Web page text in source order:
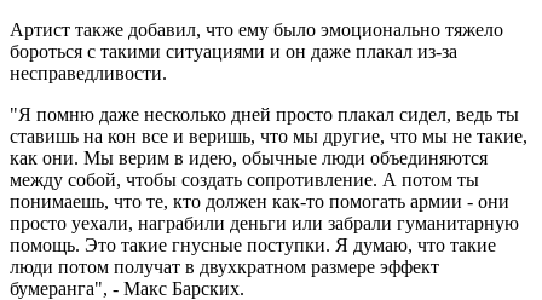
Артист также добавил, что ему было эмоционально тяжело
бороться с такими ситуациями и он даже плакал из-за
несправедливости.
"Я помню даже несколько дней просто плакал сидел, ведь ты
ставишь на кон все и веришь, что мы другие, что мы не такие,
как они. Мы верим в идею, обычные люди объединяются
между собой, чтобы создать сопротивление. А потом ты
понимаешь, что те, кто должен как-то помогать армии - они
просто уехали, награбили деньги или забрали гуманитарную
помощь. Это такие гнусные поступки. Я думаю, что такие
люди потом получат в двухкратном размере эффект
бумеранга", - Макс Барских.